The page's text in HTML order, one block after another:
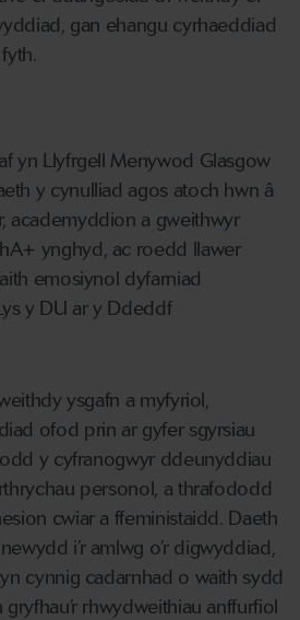
gan ehangu cyrhaeddiad
yn Llyfrgell Menywod Glasgow
y cynulliad agos atoch hwn â
academyddion a gweithwyr
ynghyd, ac roedd llawer
emosiynol dyfarniad
y DU ar y Ddeddf
ysgafn a myfyriol,
ofod prin ar gyfer sgyrsiau
y cyfranogwyr ddeunyddiau
personol, a thrafododd
cwiar a ffeministaidd. Daeth
i’r amlwg o’r digwyddiad,
cynnig cadarnhad o waith sydd
rhwydweithiau anffurfiol